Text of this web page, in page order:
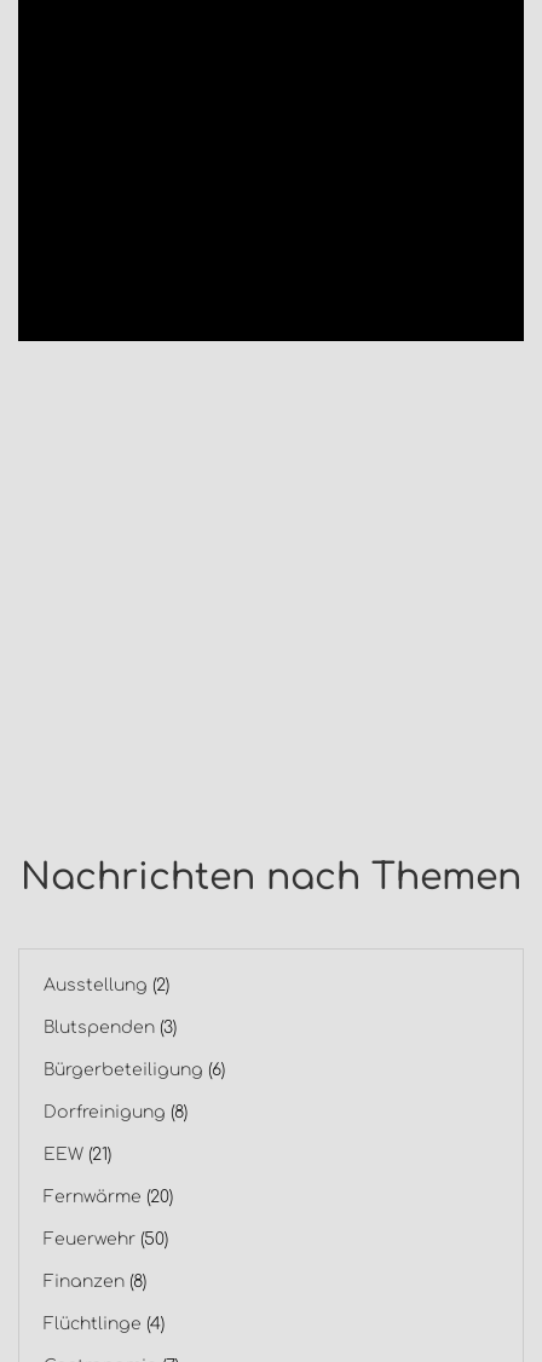
Nachrichten nach Themen
Ausstellung (2)
Blutspenden (3)
Bürgerbeteiligung (6)
Dorfreinigung (8)
EEW (21)
Fernwärme (20)
Feuerwehr (50)
Finanzen (8)
Flüchtlinge (4)